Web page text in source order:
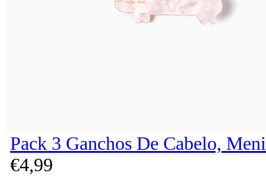
Pack 3 Ganchos De Cabelo,
€4,99